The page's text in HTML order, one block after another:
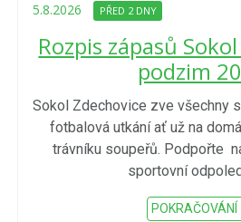
5.8.2026 PŘED 2 DNY
Rozpis zápasů
podzim
Sokol Zdechovice zve všechny
fotbalová utkání ať už na
trávníku soupeřů. Podpořte
sportovní
POKRAČOVÁNÍ